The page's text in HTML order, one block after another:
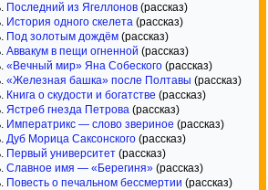
Последний из Ягеллонов (рассказ)
История одного скелета (рассказ)
Под золотым дождём (рассказ)
Аввакум в пещи огненной (рассказ)
«Вечный мир» Яна Собеского (рассказ)
«Железная башка» после Полтавы (рассказ)
Книга о скудости и богатстве (рассказ)
Ястреб гнезда Петрова (рассказ)
Императрикс — слово звериное (рассказ)
Дуб Морица Саксонского (рассказ)
Первый университет (рассказ)
Славное имя — «Берегиня» (рассказ)
Повесть о печальном бессмертии (рассказ)